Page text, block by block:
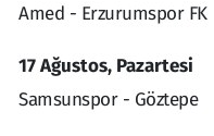
Amed - Erzurumspor FK
17 Ağustos, Pazartesi
Samsunspor - Göztepe